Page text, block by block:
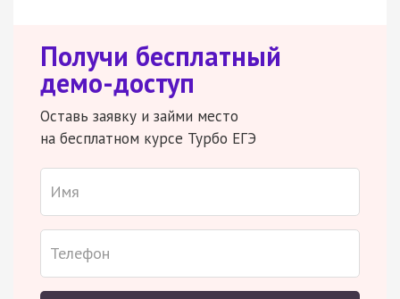
Получи бесплатный
демо-доступ
Оставь заявку и займи место
на бесплатном курсе Турбо ЕГЭ